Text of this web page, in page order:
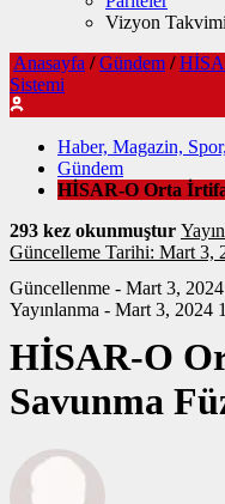
Vizyon Takvimi
Anasayfa / Gündem /
Sistemi
Haber, Magazin,
Gündem
HİSAR-O Orta
293 kez okunmuştur
Güncelleme Tarihi: Mart 3,
Güncellenme - Mart 3,
Yayınlanma - Mart 3, 2024
HİSAR-O
Savunma